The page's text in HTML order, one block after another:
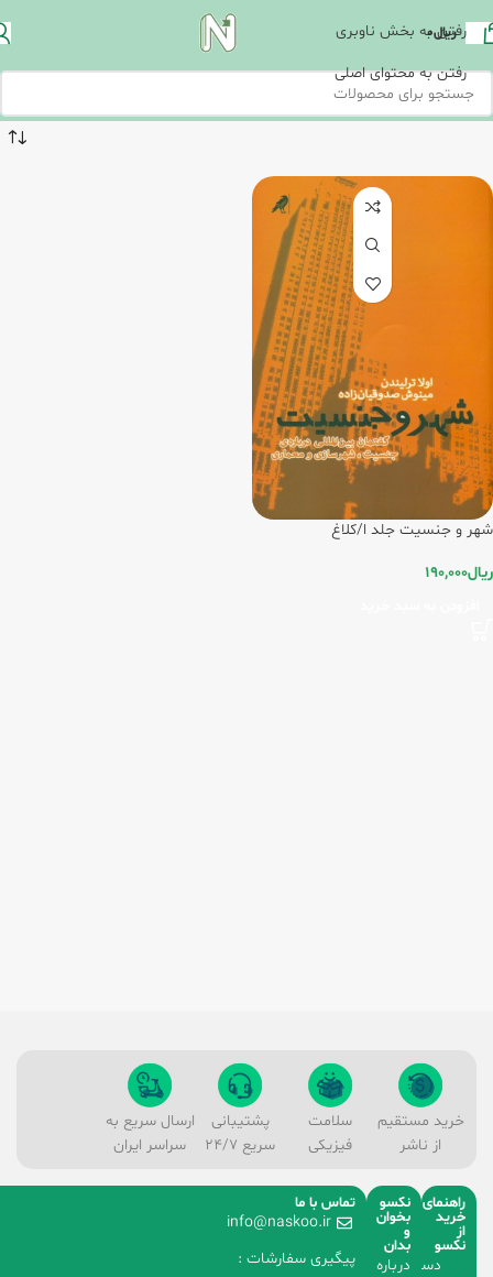
رفتن به بخش ناوبری
رفتن به محتوای اصلی
ریال0
شهر و جنسیت جلد ا/کلاغ
ریال190,000
خرید مستقیم
از ناشر
سلامت
فیزیکی
پشتیبانی
سریع 24/7
ارسال سریع به
سراسر ایران
راهنمای
خرید
از
نکسو
دسته
نکسو
بخوان
و
بدان
درباره
تماس با ما
info@naskoo.ir
پیگیری سفارشات :